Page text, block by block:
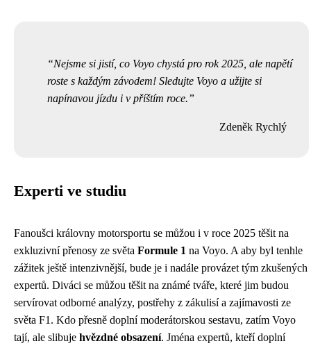
Nejsme si jistí, co Voyo chystá pro rok 2025, ale napětí
roste s každým závodem! Sledujte Voyo a užijte si
napínavou jízdu i v příštím roce.
Zdeněk Rychlý
Experti ve studiu
Fanoušci královny motorsportu se můžou i v roce 2025 těšit na
exkluzivní přenosy ze světa Formule 1 na Voyo. A aby byl tenhle
zážitek ještě intenzivnější, bude je i nadále provázet tým zkušených
expertů. Diváci se můžou těšit na známé tváře, které jim budou
servírovat odborné analýzy, postřehy z zákulisí a zajímavosti ze
světa F1. Kdo přesně doplní moderátorskou sestavu, zatím Voyo
tají, ale slibuje hvězdné obsazení. Jména expertů, kteří doplní